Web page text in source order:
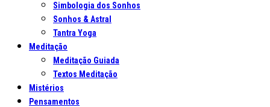
Simbologia dos Sonhos
Sonhos & Astral
Tantra Yoga
Meditação
Meditação Guiada
Textos Meditação
Mistérios
Pensamentos